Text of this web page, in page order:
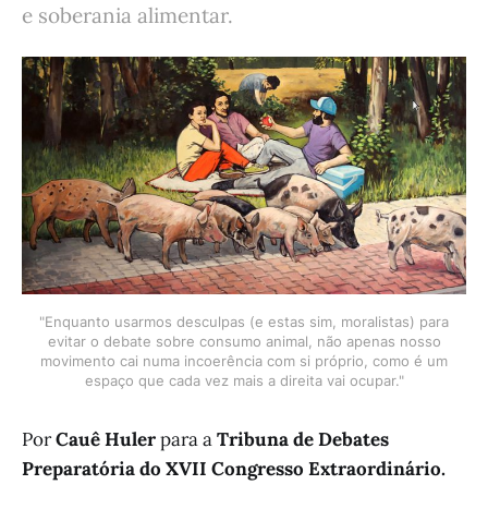
e soberania alimentar.
"Enquanto usarmos desculpas (e estas sim, moralistas) para
evitar o debate sobre consumo animal, não apenas nosso
movimento cai numa incoerência com si próprio, como é um
espaço que cada vez mais a direita vai ocupar."
PorCauê Hulerpara aTribuna de Debates
Preparatória do XVII Congresso Extraordinário.